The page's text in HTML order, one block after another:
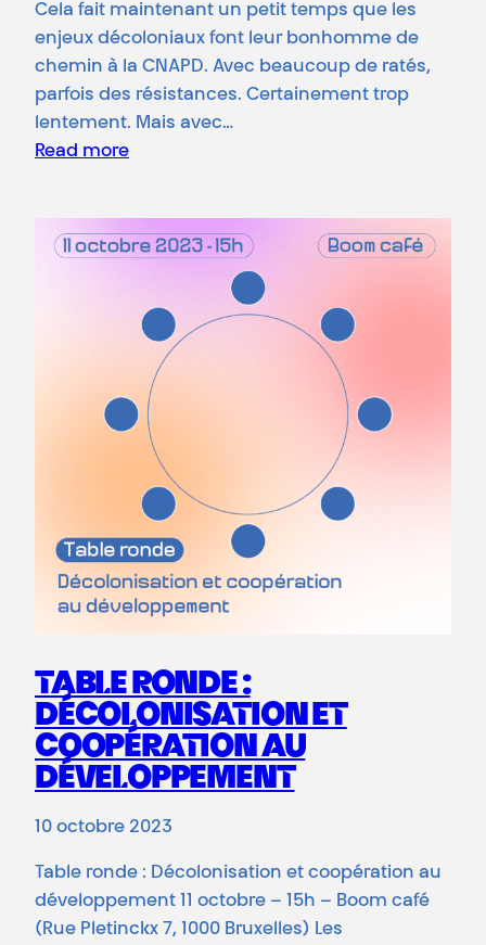
Cela fait maintenant un petit temps que les
enjeux décoloniaux font leur bonhomme de
chemin à la CNAPD. Avec beaucoup de ratés,
parfois des résistances. Certainement trop
lentement. Mais avec…
Read more
TABLE RONDE :
DÉCOLONISATION ET
COOPÉRATION AU
DÉVELOPPEMENT
10 octobre 2023
Table ronde : Décolonisation et coopération au
développement 11 octobre – 15h – Boom café
(Rue Pletinckx 7, 1000 Bruxelles) Les